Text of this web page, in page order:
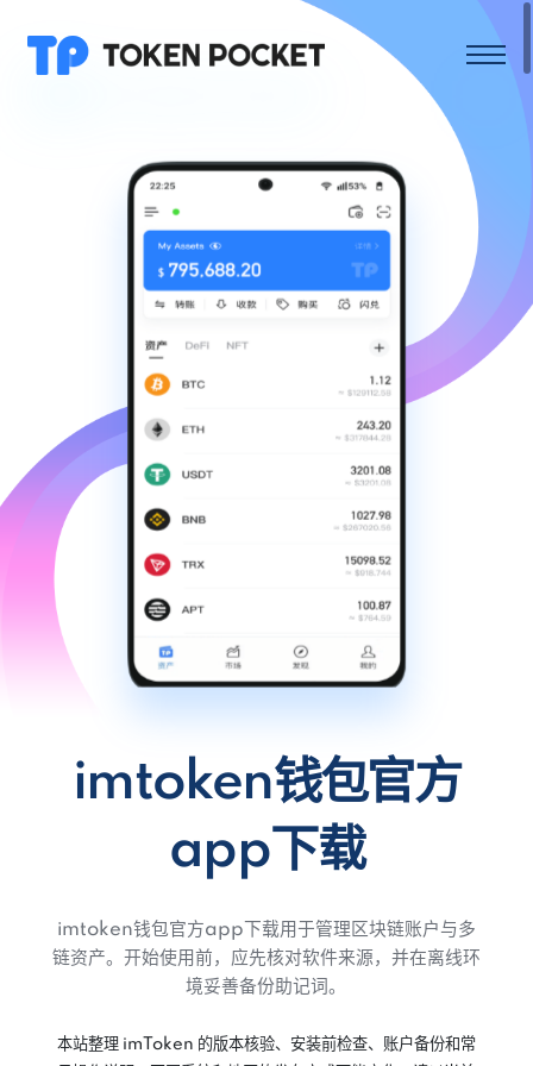
imtoken钱包官方
app下载
imtoken钱包官方app下载用于管理区块链账户与多
链资产。开始使用前，应先核对软件来源，并在离线环
境妥善备份助记词。
本站整理 imToken 的版本核验、安装前检查、账户备份和常